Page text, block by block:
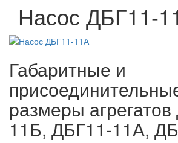
Насос ДБГ11-
Габаритные и
pазмеpы
11Б, ДБГ11-11А,